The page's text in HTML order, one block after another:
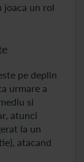
joaca un rol
pe deplin
urmare a
si
atunci
la un
atacand